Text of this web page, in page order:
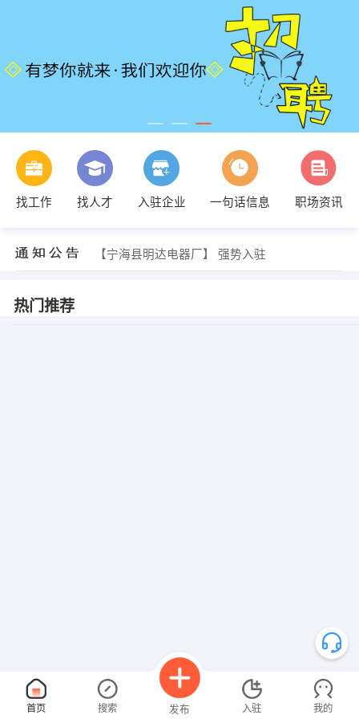
找工作 找人才 入驻企业 一句话信息
职场资讯
【宁海县明达电器厂】 强势入驻
热门推荐
首页 搜索 发布 入驻 我的